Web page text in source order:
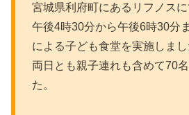
宮城県利府町にあるリフノスに
午後4時30分から午後6時30分
による子ども食堂を実施しまし
両日とも親子連れも含めて70
た。